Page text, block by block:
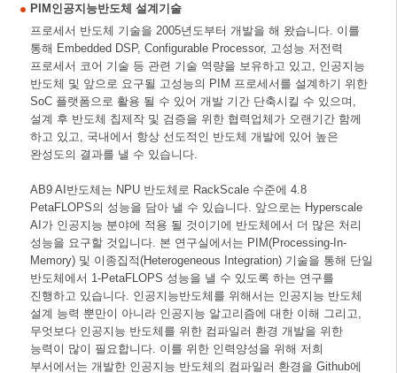
PIM인공지능반도체 설계기술
프로세서 반도체 기술을 2005년도부터 개발을 해 왔습니다. 이를
통해 Embedded DSP, Configurable Processor, 고성능 저전력
프로세서 코어 기술 등 관련 기술 역량을 보유하고 있고, 인공지능
반도체 및 앞으로 요구될 고성능의 PIM 프로세서를 설계하기 위한
SoC 플랫폼으로 활용 될 수 있어 개발 기간 단축시킬 수 있으며,
설계 후 반도체 칩제작 및 검증을 위한 협력업체가 오랜기간 함께
하고 있고, 국내에서 항상 선도적인 반도체 개발에 있어 높은
완성도의 결과를 낼 수 있습니다.
AB9 AI반도체는 NPU 반도체로 RackScale 수준에 4.8
PetaFLOPS의 성능을 담아 낼 수 있습니다. 앞으로는 Hyperscale
AI가 인공지능 분야에 적용 될 것이기에 반도체에서 더 많은 처리
성능을 요구할 것입니다. 본 연구실에서는 PIM(Processing-In-
Memory) 및 이종집적(Heterogeneous Integration) 기술을 통해 단일
반도체에서 1-PetaFLOPS 성능을 낼 수 있도록 하는 연구를
진행하고 있습니다. 인공지능반도체를 위해서는 인공지능 반도체
설계 능력 뿐만이 아니라 인공지능 알고리즘에 대한 이해 그리고,
무엇보다 인공지능 반도체를 위한 컴파일러 환경 개발을 위한
능력이 많이 필요합니다. 이를 위한 인력양성을 위해 저희
부서에서는 개발한 인공지능 반도체의 컴파일러 환경을 Github에